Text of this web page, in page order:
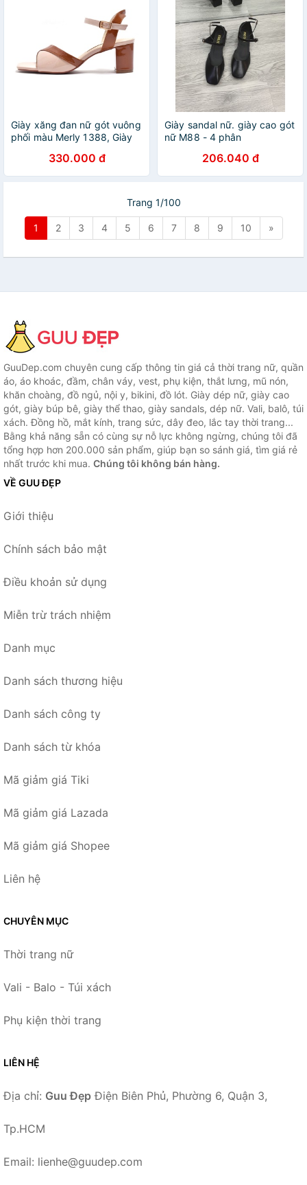
Giày xăng đan nữ gót vuông
phối màu Merly 1388, Giày
công sở, Giày sandal nữ size
lớn
330.000 đ
Giày sandal nữ. giày cao gót
nữ M88 - 4 phân
206.040 đ
Trang 1/100
1 2 3 4 5 6 7 8 9 10 »
GuuDep.com chuyên cung cấp thông tin giá cả thời trang nữ, quần
áo, áo khoác, đầm, chân váy, vest, phụ kiện, thắt lưng, mũ nón,
khăn choàng, đồ ngủ, nội y, bikini, đồ lót. Giày dép nữ, giày cao
gót, giày búp bê, giày thể thao, giày sandals, dép nữ. Vali, balô, túi
xách. Đồng hồ, mắt kính, trang sức, dây đeo, lắc tay thời trang...
Bằng khả năng sẵn có cùng sự nỗ lực không ngừng, chúng tôi đã
tổng hợp hơn 200.000 sản phẩm, giúp bạn so sánh giá, tìm giá rẻ
nhất trước khi mua. Chúng tôi không bán hàng.
VỀ GUU ĐẸP
Giới thiệu
Chính sách bảo mật
Điều khoản sử dụng
Miễn trừ trách nhiệm
Danh mục
Danh sách thương hiệu
Danh sách công ty
Danh sách từ khóa
Mã giảm giá Tiki
Mã giảm giá Lazada
Mã giảm giá Shopee
Liên hệ
CHUYÊN MỤC
Thời trang nữ
Vali - Balo - Túi xách
Phụ kiện thời trang
LIÊN HỆ
Địa chỉ: Guu Đẹp Điện Biên Phủ, Phường 6, Quận 3,
Tp.HCM
Email: lienhe@guudep.com